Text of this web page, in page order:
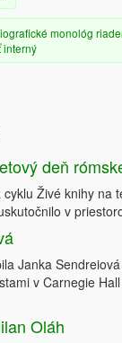
monológ
interný
deň
Živé knihy na
v
Janka
v Carnegie
Oláh